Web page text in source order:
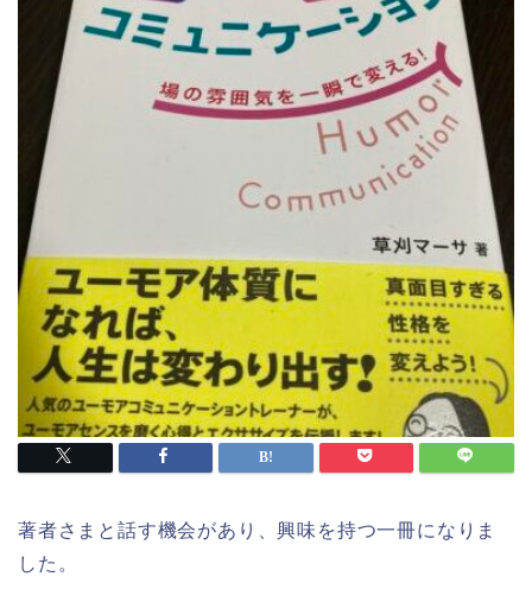
著者さまと話す機会があり、興味を持つ一冊になりま
した。